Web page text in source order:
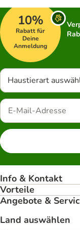
10%
Rabatt für
Deine
Anmeldung
Haustierart
Info & Kontakt
Vorteile
Angebote &
Land auswählen